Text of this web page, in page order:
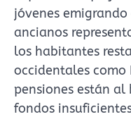
jóvenes
ancianos
los habitantes
occidentales como
pensiones están
fondos